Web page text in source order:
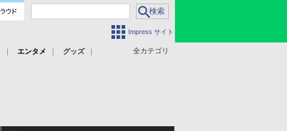
Impress サイト
全カテゴリ
エンタメ
グッズ